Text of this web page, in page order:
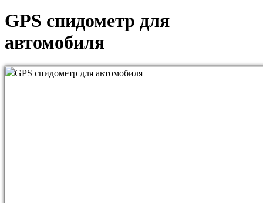
GPS спидометр для
автомобиля